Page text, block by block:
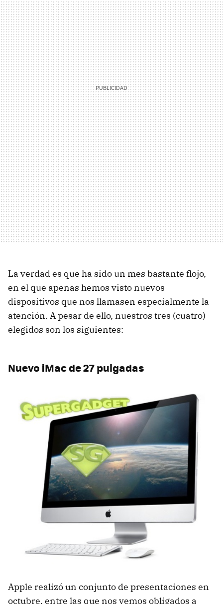
La verdad es que ha sido un mes bastante flojo,
en el que apenas hemos visto nuevos
dispositivos que nos llamasen especialmente la
atención. A pesar de ello, nuestros tres (cuatro)
elegidos son los siguientes:
Nuevo iMac de 27 pulgadas
Apple realizó un conjunto de presentaciones en
octubre, entre las que nos vemos obligados a